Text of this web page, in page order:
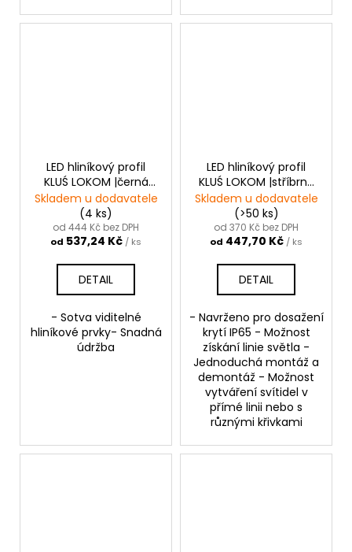
LED hliníkový profil
KLUŚ LOKOM |černá
anoda
Skladem u dodavatele
(4 ks)
od 444 Kč bez DPH
od 537,24 Kč / ks
DETAIL
- Sotva viditelné
hliníkové prvky- Snadná
údržba
LED hliníkový profil
KLUŚ LOKOM |stříbrná
anoda
Skladem u dodavatele
(>50 ks)
od 370 Kč bez DPH
od 447,70 Kč / ks
DETAIL
- Navrženo pro dosažení
krytí IP65 - Možnost
získání linie světla -
Jednoduchá montáž a
demontáž - Možnost
vytváření svítidel v
přímé linii nebo s
různými křivkami